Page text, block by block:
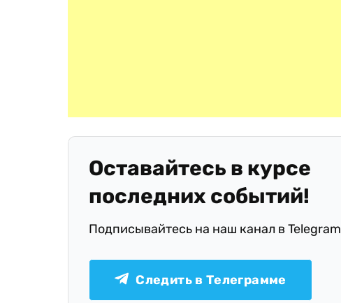
Оставайтесь в курсе
последних событий!
Подписывайтесь на наш канал в Telegram
Следить в Телеграмме